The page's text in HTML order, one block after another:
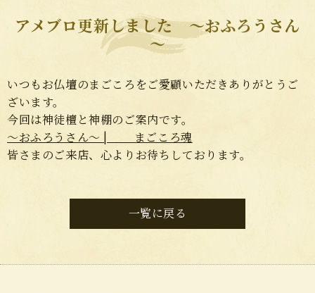
アメブロ更新しました ～おふろうさん
～
いつもお仏壇のまごころをご愛顧いただきありがとうご
ざいます。
今回は神徒檀と神棚のご案内です。
～おふろうさん～ | まごころ魂
皆さまのご来店、心よりお待ちしております。
一覧に戻る